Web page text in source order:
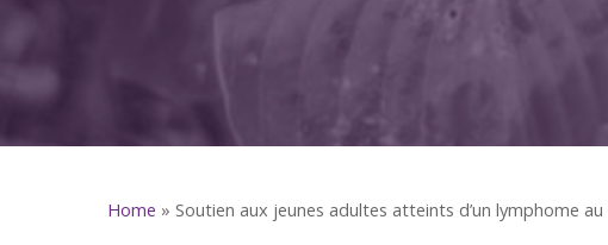
Home » Soutien aux jeunes adultes atteints d’un lymphome au